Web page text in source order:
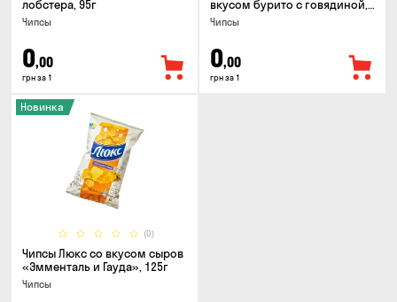
лобстера, 95г
Чипсы
0,00
грн за 1
вкусом бурито с говядиной,
90г
Чипсы
0,00
грн за 1
(0)
Новинка
Чипсы Люкс со вкусом сыров
«Эмменталь и Гауда», 125г
Чипсы